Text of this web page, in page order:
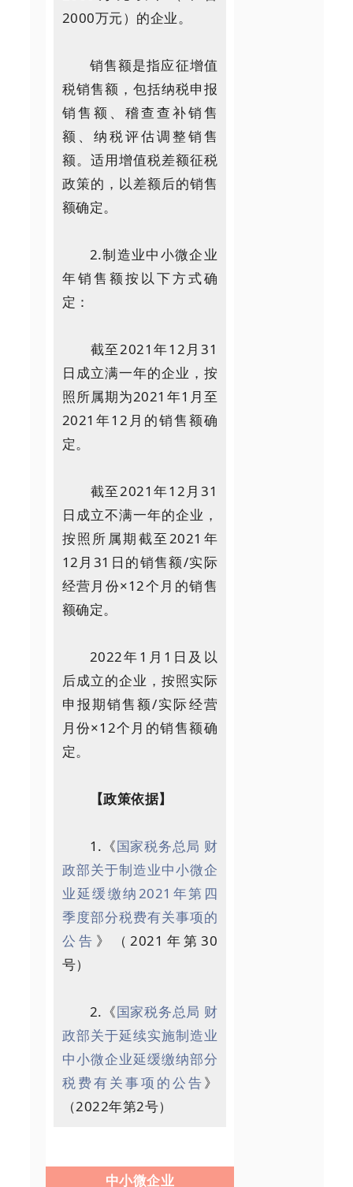
2000万元）的企业。
销售额是指应征增值
税销售额，包括纳税申报
销售额、稽查查补销售
额、纳税评估调整销售
额。适用增值税差额征税
政策的，以差额后的销售
额确定。
2.制造业中小微企业
年销售额按以下方式确
定：
截至2021年12月31
日成立满一年的企业，按
照所属期为2021年1月至
2021年12月的销售额确
定。
截至2021年12月31
日成立不满一年的企业，
按照所属期截至2021年
12月31日的销售额/实际
经营月份×12个月的销售
额确定。
2022年1月1日及以
后成立的企业，按照实际
申报期销售额/实际经营
月份×12个月的销售额确
定。
【政策依据】
1.《国家税务总局 财
政部关于制造业中小微企
业延缓缴纳2021年第四
季度部分税费有关事项的
公告 》（2021年第30
号）
2.《国家税务总局 财
政部关于延续实施制造业
中小微企业延缓缴纳部分
税费有关事项的公告》
（2022年第2号）
中小微企业